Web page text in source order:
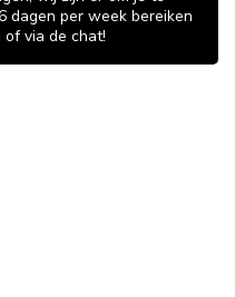
dagen per week bereiken
via de chat!